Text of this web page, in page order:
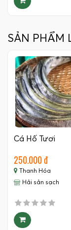
SẢN PHẨM
Cá Hố Tươi
250.000 đ
Thanh Hóa
Hải sản sạch